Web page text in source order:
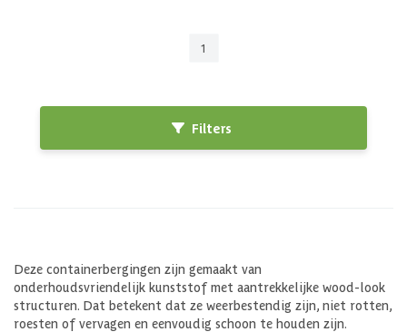
1
Filters
Deze containerbergingen zijn gemaakt van
onderhoudsvriendelijk kunststof met aantrekkelijke wood-look
structuren. Dat betekent dat ze weerbestendig zijn, niet rotten,
roesten of vervagen en eenvoudig schoon te houden zijn.